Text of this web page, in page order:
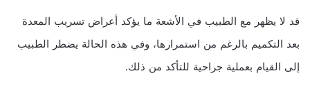
قد لا يظهر مع الطبيب في الأشعة ما يؤكد أعراض تسريب المعدة
بعد التكميم بالرغم من استمرارها، وفي هذه الحالة يضطر الطبيب
إلى القيام بعملية جراحية للتأكد من ذلك.